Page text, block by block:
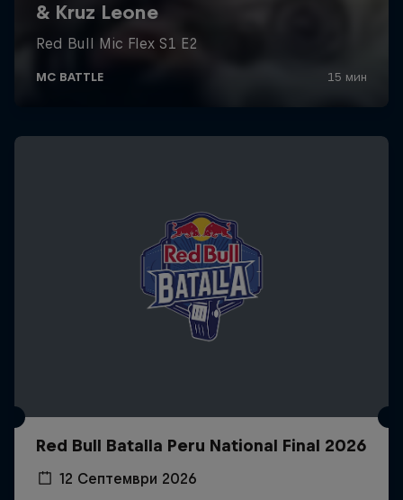
Red Bull Batalla Peru National Final 2026
12 Септември 2026